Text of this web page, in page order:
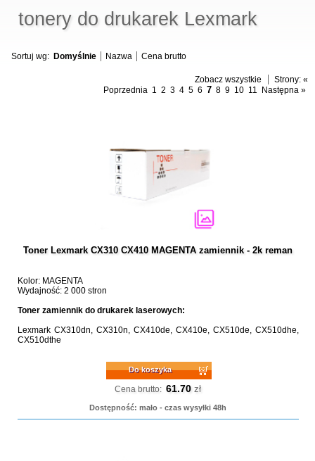
tonery do drukarek Lexmark
Sortuj wg: Domyślnie Nazwa Cena brutto
Zobacz wszystkie Strony: «
Poprzednia 1 2 3 4 5 6 7 8 9 10 11 Następna »
Toner Lexmark CX310 CX410 MAGENTA zamiennik - 2k reman
Kolor: MAGENTA
Wydajność: 2 000 stron
Toner zamiennik do drukarek laserowych:
Lexmark CX310dn, CX310n, CX410de, CX410e, CX510de, CX510dhe,
CX510dthe
Do koszyka
Cena brutto: 61.70 zł
Dostępność: mało - czas wysyłki 48h